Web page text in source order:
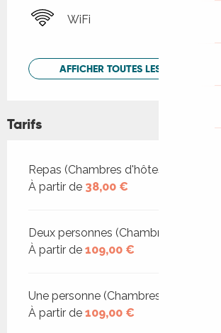
WiFi
AFFICHER TOUTES LES PRESTATIONS
Tarifs
Tarifs 2026
Repas (Chambres d'hôtes)
À partir de 38,00 €
Deux personnes (Chambres d'hôtes)
À partir de 109,00 €
Une personne (Chambres d'hôtes)
À partir de 109,00 €